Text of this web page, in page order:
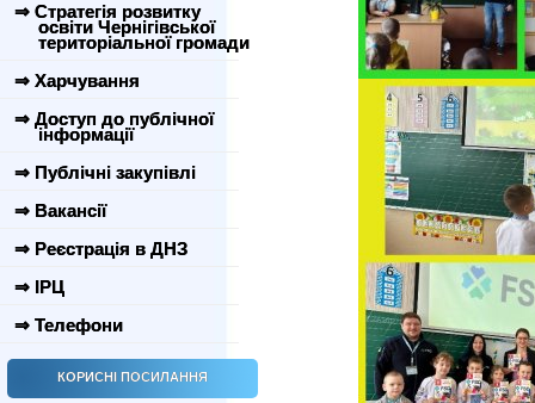
⇒ Стратегія розвитку
освіти Чернігівської
територіальної громади
⇒ Харчування
⇒ Доступ до публічної
інформації
⇒ Публічні закупівлі
⇒ Вакансії
⇒ Реєстрація в ДНЗ
⇒ ІРЦ
⇒ Телефони
КОРИСНІ ПОСИЛАННЯ